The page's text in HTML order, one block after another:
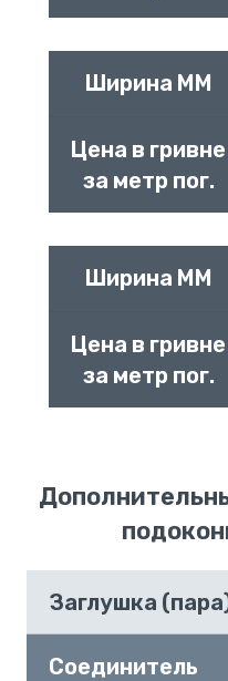
Ширина ММ
за метр пог.
Ширина ММ
за метр пог.
Заглушка
Соединитель